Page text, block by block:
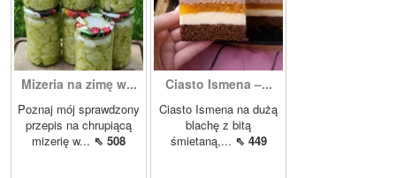
Mizeria na zimę w...
Poznaj mój sprawdzony
przepis na chrupiącą
mizerię w... ⇖ 508
Ciasto Ismena –...
Ciasto Ismena na dużą
blachę z bitą
śmietaną,... ⇖ 449